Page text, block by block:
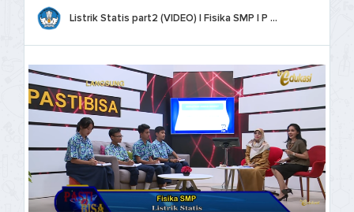
Listrik Statis part2 (VIDEO) | Fisika SMP | P ...